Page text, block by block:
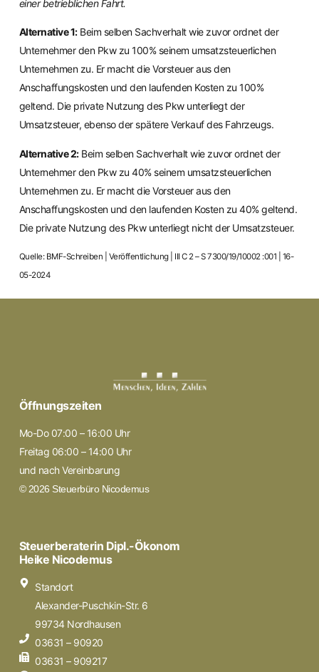
einer betrieblichen Fahrt.
Alternative 1:Beim selben Sachverhalt wie zuvor ordnet der
Unternehmer den Pkw zu 100% seinem umsatzsteuerlichen
Unternehmen zu. Er macht die Vorsteuer aus den
Anschaffungskosten und den laufenden Kosten zu 100%
geltend. Die private Nutzung des Pkw unterliegt der
Umsatzsteuer, ebenso der spätere Verkauf des Fahrzeugs.
Alternative 2:Beim selben Sachverhalt wie zuvor ordnet der
Unternehmer den Pkw zu 40% seinem umsatzsteuerlichen
Unternehmen zu. Er macht die Vorsteuer aus den
Anschaffungskosten und den laufenden Kosten zu 40% geltend.
Die private Nutzung des Pkw unterliegt nicht der Umsatzsteuer.
Quelle: BMF-Schreiben | Veröffentlichung | III C 2 – S 7300/19/10002 :001 | 16-
05-2024
Öffnungszeiten
Mo-Do 07:00 – 16:00 Uhr
Freitag 06:00 – 14:00 Uhr
und nach Vereinbarung
© 2026 Steuerbüro Nicodemus
Steuerberaterin Dipl.-Ökonom
Heike Nicodemus
Standort
Alexander-Puschkin-Str. 6
99734 Nordhausen
03631 – 90920
03631 – 909217